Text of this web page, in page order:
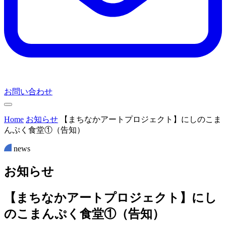
お問い合わせ
Home お知らせ
【まちなかアートプロジェクト】にしのこま
んぷく食堂①（告知）
news
お知らせ
【まちなかアートプロジェクト】にし
のこまんぷく食堂①（告知）